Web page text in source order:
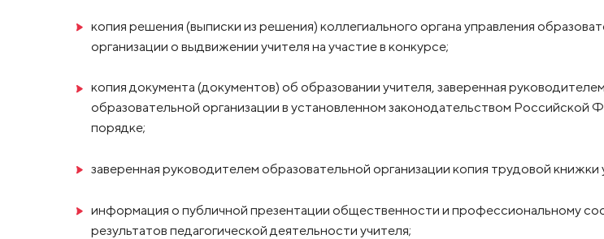
копия решения (выписки из решения) коллегиального органа управления
организации о выдвижении учителя на участие в конкурсе;
копия документа (документов) об образовании учителя, заверенная руководителем
образовательной организации в установленном законодательством Российской
порядке;
заверенная руководителем образовательной организации копия трудовой книжки
информация о публичной презентации общественности и профессиональному
результатов педагогической деятельности учителя;